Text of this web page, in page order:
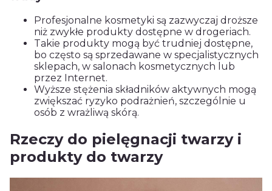
Profesjonalne kosmetyki są zazwyczaj droższe
niż zwykłe produkty dostępne w drogeriach.
Takie produkty mogą być trudniej dostępne,
bo często są sprzedawane w specjalistycznych
sklepach, w salonach kosmetycznych lub
przez Internet.
Wyższe stężenia składników aktywnych mogą
zwiększać ryzyko podrażnień, szczególnie u
osób z wrażliwą skórą.
Rzeczy do pielęgnacji twarzy i
produkty do twarzy